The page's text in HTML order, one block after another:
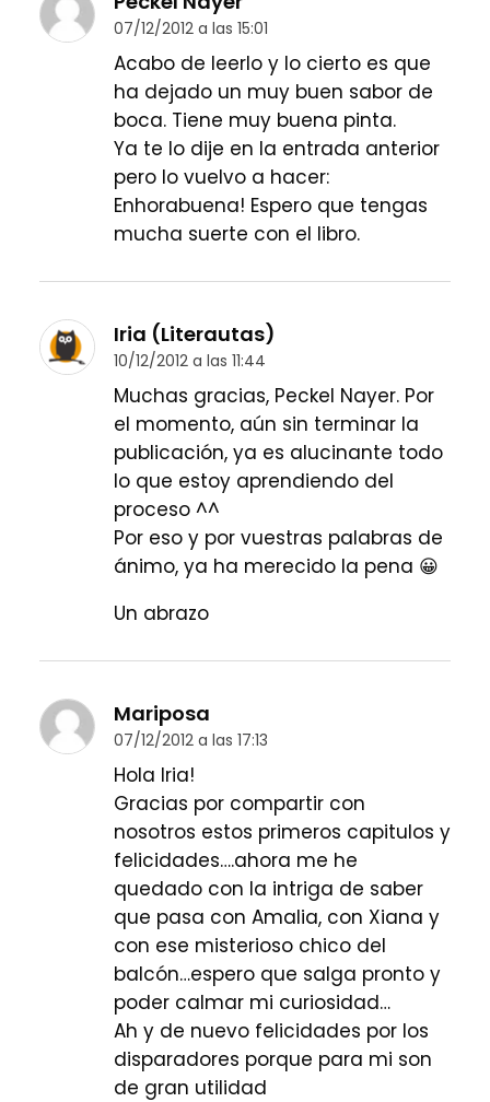
07/12/2012 a las 15:01
Acabo de leerlo y lo cierto es que
ha dejado un muy buen sabor de
boca. Tiene muy buena pinta.
Ya te lo dije en la entrada anterior
pero lo vuelvo a hacer:
Enhorabuena! Espero que tengas
mucha suerte con el libro.
Iria (Literautas)
10/12/2012 a las 11:44
Muchas gracias, Peckel Nayer. Por
el momento, aún sin terminar la
publicación, ya es alucinante todo
lo que estoy aprendiendo del
proceso ^^
Por eso y por vuestras palabras de
ánimo, ya ha merecido la pena 😀
Un abrazo
Mariposa
07/12/2012 a las 17:13
Hola Iria!
Gracias por compartir con
nosotros estos primeros capitulos y
felicidades….ahora me he
quedado con la intriga de saber
que pasa con Amalia, con Xiana y
con ese misterioso chico del
balcón…espero que salga pronto y
poder calmar mi curiosidad…
Ah y de nuevo felicidades por los
disparadores porque para mi son
de gran utilidad